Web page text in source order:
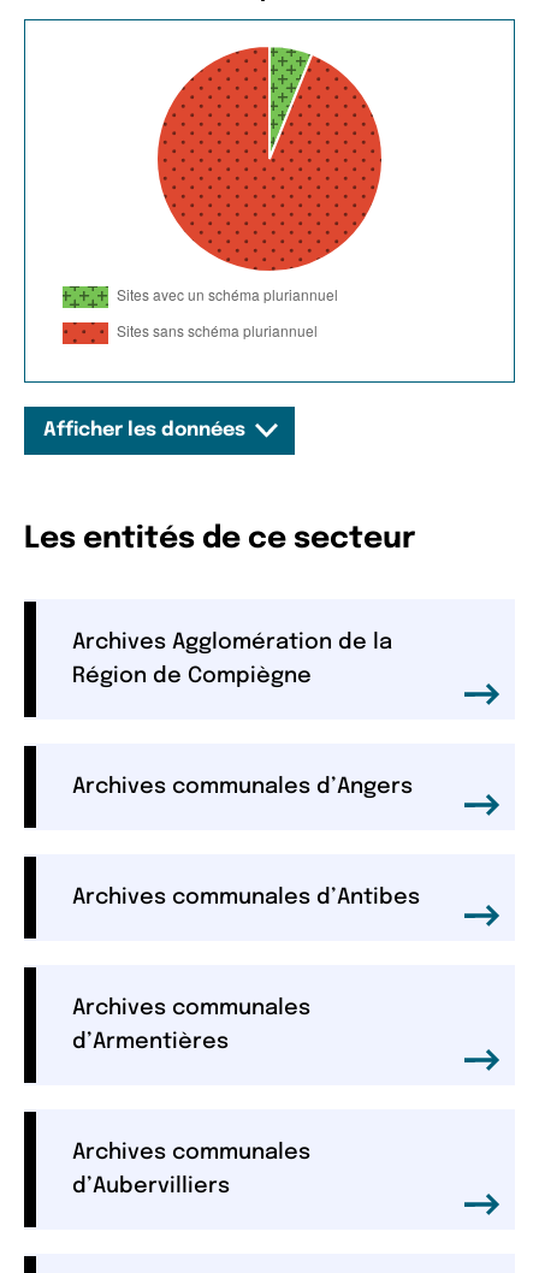
Afficher les données
Les entités de ce secteur
Archives Agglomération de la
Région de Compiègne
Archives communales d’Angers
Archives communales d’Antibes
Archives communales
d’Armentières
Archives communales
d’Aubervilliers